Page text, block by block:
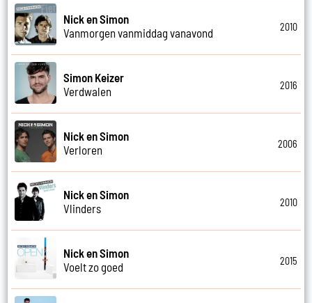
Nick en Simon
Vanmorgen vanmiddag vanavond
2010
Simon Keizer
Verdwalen
2016
Nick en Simon
Verloren
2006
Nick en Simon
Vlinders
2010
Nick en Simon
Voelt zo goed
2015